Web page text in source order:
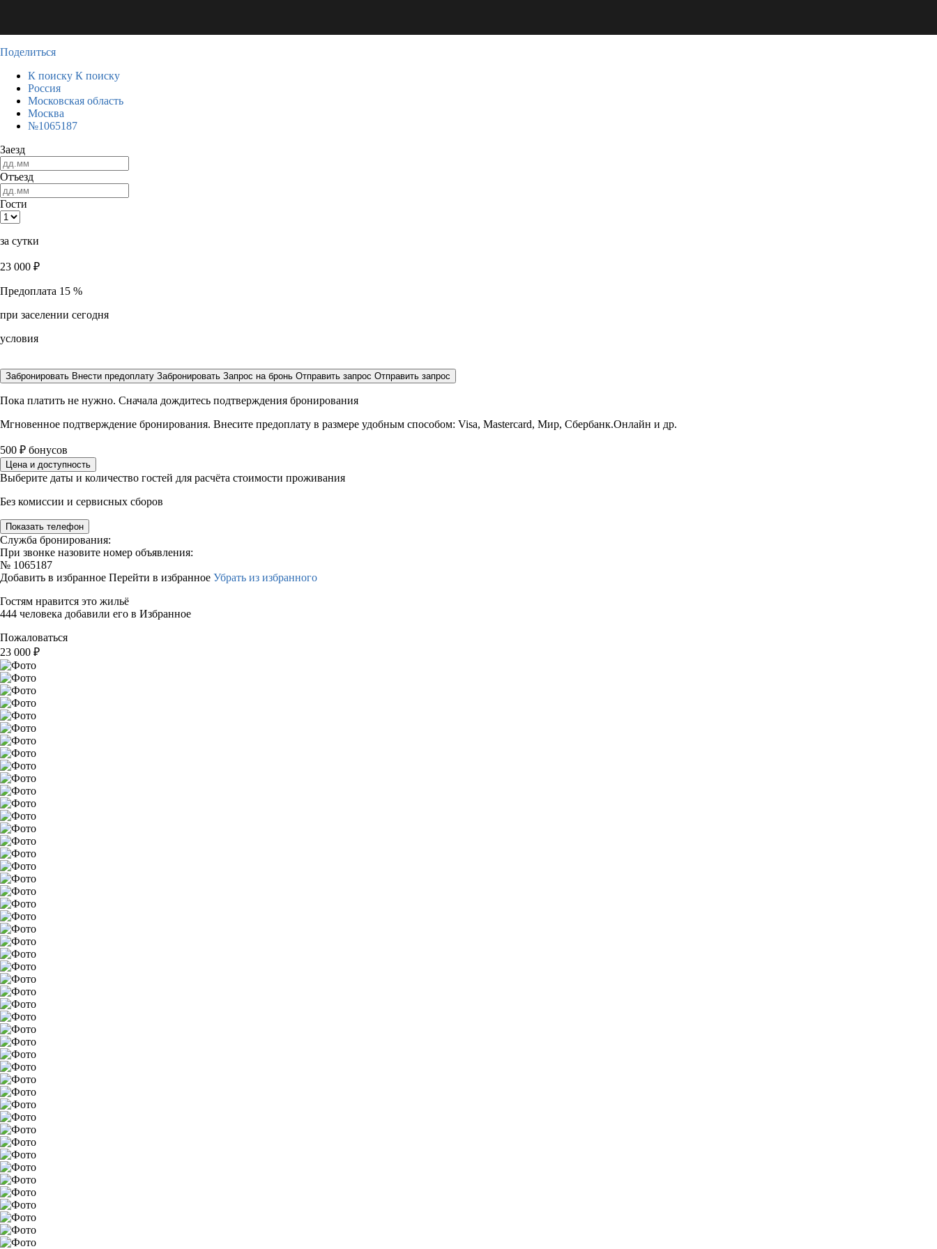
Поделиться
К поиску К поиску
Россия
Московская область
Москва
№1065187
Заезд
Отъезд
Гости
за сутки
23 000 ₽
Предоплата 15 %
при заселении сегодня
условия
Забронировать Внести предоплату Забронировать Запрос на бронь Отправить запрос Отправить запрос
Пока платить не нужно. Сначала дождитесь подтверждения бронирования
Мгновенное подтверждение бронирования. Внесите предоплату в размере удобным способом: Visa, Mastercard, Мир, Сбербанк.Онлайн и др.
500 ₽ бонусов
Цена и доступность
Выберите даты и количество гостей для расчёта стоимости проживания
Без комиссии и сервисных сборов
Показать телефон
Служба бронирования:
При звонке назовите номер объявления:
№ 1065187
Добавить в избранное Перейти в избранное Убрать из избранного
Гостям нравится это жильё
444 человека добавили его в Избранное
Пожаловаться
23 000 ₽